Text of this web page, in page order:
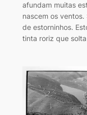
afundam muitas
nascem os
de estorninhos.
tinta roriz que